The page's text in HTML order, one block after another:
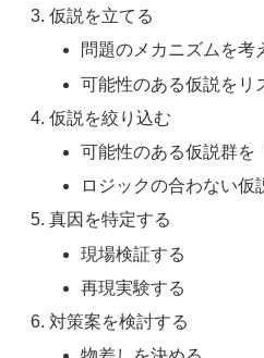
仮説を立てる
問題のメカニズムを考
可能性のある仮説をリ
仮説を絞り込む
可能性のある仮説群を
ロジックの合わない仮
真因を特定する
現場検証する
再現実験する
対策案を検討する